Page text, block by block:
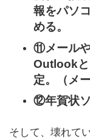
報をパソ
める。
⑪メール
Outlookと
定。（メ
⑫年賀状ソ
そして、壊れて